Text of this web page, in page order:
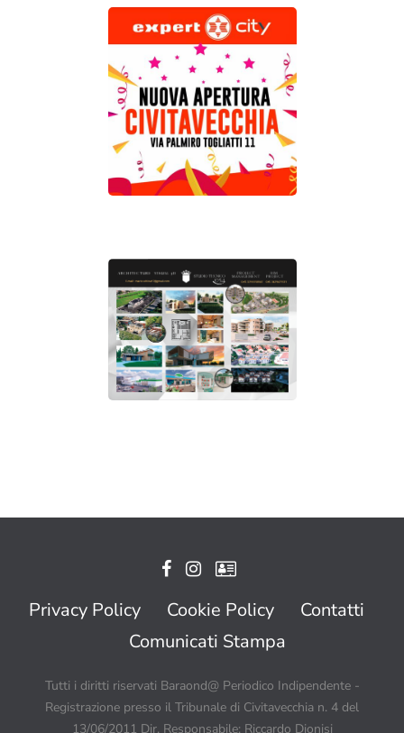
Privacy Policy Cookie Policy
Contatti
Comunicati Stampa
Tutti i diritti riservati Baraond@ Periodico Indipendente -
Registrazione presso il Tribunale di Civitavecchia n. 4 del
13/06/2011 Dir. Responsabile: Riccardo Dionisi